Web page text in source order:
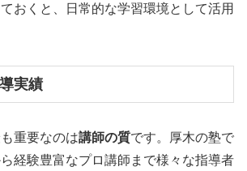
おくと、日常的な学習環境として活用
実績
重要なのは講師の質です。厚木の塾で
経験豊富なプロ講師まで様々な指導者